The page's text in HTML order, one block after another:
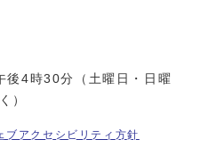
後4時30分（土曜日・日曜
）
ブアクセシビリティ方針